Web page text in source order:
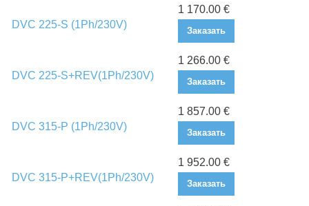
DVC 225-S (1Ph/230V)
1 170.00 €
Заказать
DVC 225-S+REV(1Ph/230V)
1 266.00 €
Заказать
DVC 315-P (1Ph/230V)
1 857.00 €
Заказать
DVC 315-P+REV(1Ph/230V)
1 952.00 €
Заказать